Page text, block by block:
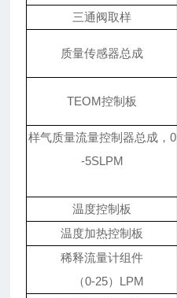
三通阀取样
质量传感器总成
TEOM控制板
样气质量流量控制器总成，0
-5SLPM
温度控制板
温度加热控制板
稀释流量计组件
（0-25）LPM